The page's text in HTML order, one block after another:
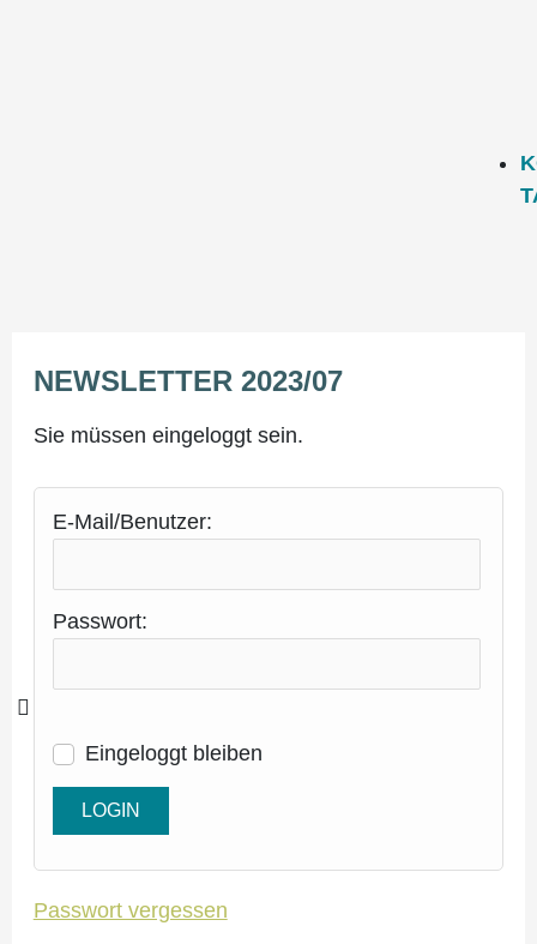
NEWS­LET­TER 2023/07
Sie müssen eingeloggt sein.
E-Mail/Benutzer:
Passwort:
Eingeloggt bleiben
Passwort vergessen